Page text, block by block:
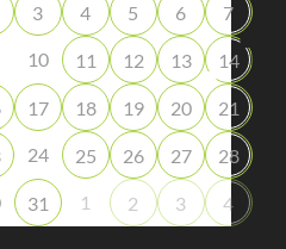
3 4 5 6 7
10 11 12 13 14
17 18 19 20 21
24 25 26 27 28
31 1 2 3 4